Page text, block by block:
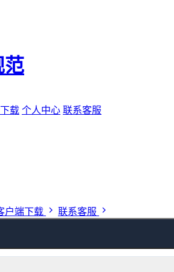
范
载 个人中心 联系客服
户端下载 联系客服